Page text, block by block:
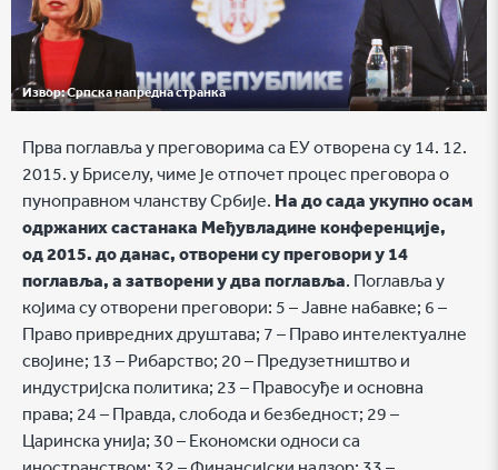
Извор:Српска напредна странка
Прва поглавља у преговорима са ЕУ отворена су 14. 12.
2015. у Бриселу, чиме је отпочет процес преговора о
пуноправном чланству Србије. На до сада укупно осам
одржаних састанака Међувладине конференције,
од 2015. до данас, отворени су преговори у 14
поглавља, а затворени у два поглавља. Поглавља у
којима су отворени преговори: 5 – Јавне набавке; 6 –
Право привредних друштава; 7 – Право интелектуалне
својине; 13 – Рибарство; 20 – Предузетништво и
индустријска политика; 23 – Правосуђе и основна
права; 24 – Правда, слобода и безбедност; 29 –
Царинска унија; 30 – Економски односи са